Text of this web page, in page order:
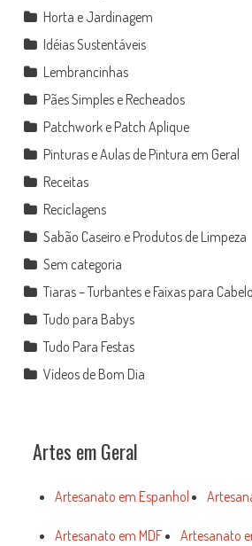
Horta e Jardinagem
Idéias Sustentáveis
Lembrancinhas
Pães Simples e Recheados
Patchwork e Patch Aplique
Pinturas e Aulas de Pintura em Geral
Receitas
Reciclagens
Sabão Caseiro e Produtos de Limpeza
Sem categoria
Tiaras – Turbantes e Faixas para Cabelo
Tudo para Babys
Tudo Para Festas
Vídeos de Bom Dia
Artes em Geral
Artesanato em Espanhol
Artesanato em MDF Artesanato